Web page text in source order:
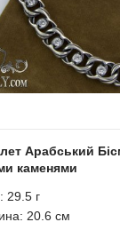
Арабський
каменями
29.5 г
20.6 см